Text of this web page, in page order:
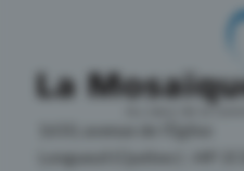
Longueuil (Québec) J4P 2C8